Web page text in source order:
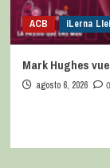
ACB iLerna
Mark Hughes
agosto 6, 2026 0